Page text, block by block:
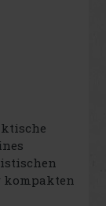
kompakten